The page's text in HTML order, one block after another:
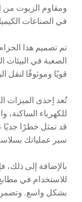
في الصناعات
تم تصميم هذا
قويًا وموثوقًا لنقل
تُعد إحدى الميزات
للكهرباء الساكنة،
قد تمثل خطرًا جديًا
سير عملياتك
بالإضافة إلى ذلك،
للاستخدام في
بشكل واسع. وتضمن